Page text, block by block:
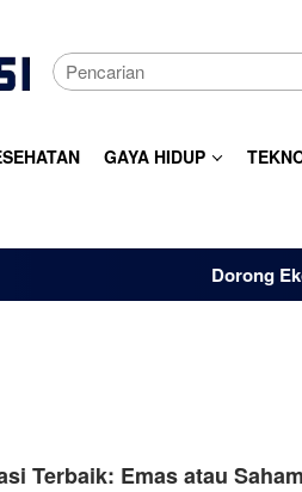
GAYA HIDUP
Dorong
Terbaik: Emas atau